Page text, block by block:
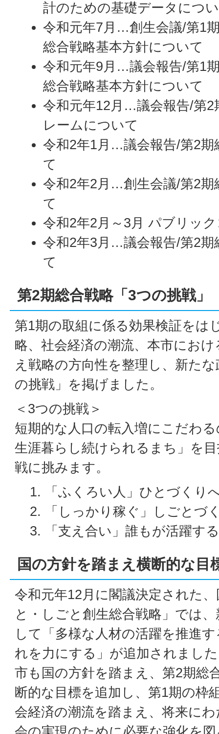
計のための基礎データにつ
令和元年7月…創生会議/第1
総合戦略基本方針について
令和元年9月…議会報告/第1
総合戦略基本方針について
令和元年12月…議会報告/第2
レームについて
令和2年1月…議会報告/第2期
て
令和2年2月…創生会議/第2期
て
令和2年2月～3月 パブリッ
令和2年3月…議会報告/第2期
て
第2期総合戦略「3つの挑戦」
第1期の取組に係る効果検証をは
略、社会経済の潮流、本市にお
え戦略の方向性を整理し、新た
の挑戦」を掲げました。
＜3つの挑戦＞
短期的な人口の転入増にこだわ
生涯暮らし続けられるまち」を
戦に挑みます。
「ふくろい人」ひとづくり
「しっかり稼ぐ」しごとづ
「支え合い」誰もが活躍す
国の方針を踏まえ横断的な目
令和元年12月に閣議決定された
と・しごと創生総合戦略」では
して「多様な人材の活躍を推進
れを力にする」が追加されまし
市も国の方針を踏まえ、第2期総
断的な目標を追加し、第1期の枠
会経済の潮流を踏まえ、将来に